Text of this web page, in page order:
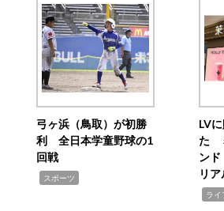
弓ヶ浜（鳥取）が初勝
利 全日本学童野球の1
回戦
スポーツ
LV
た
ン
リア
ライ